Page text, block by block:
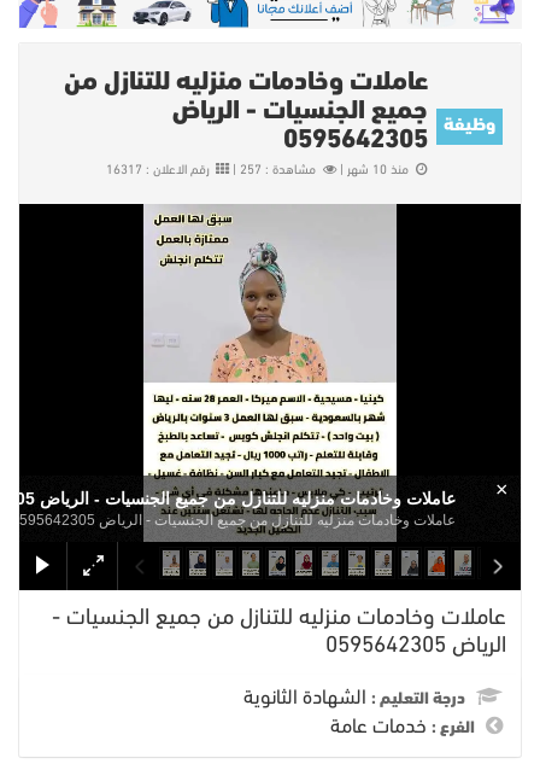
وظيفة
عاملات وخادمات منزليه للتنازل من
جميع الجنسيات - الرياض
0595642305
منذ 10 شهر | مشاهدة : 257 | رقم الاعلان : 16317
عاملات وخادمات منزليه للتنازل من جميع الجنسيات - الرياض 0595642305
عاملات وخادمات منزليه للتنازل من جميع الجنسيات - الرياض 0595642305
×
عاملات وخادمات منزليه للتنازل من جميع الجنسيات -
الرياض 0595642305
درجة التعليم : الشهادة الثانوية
الفرع : خدمات عامة